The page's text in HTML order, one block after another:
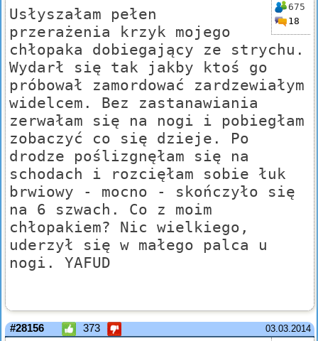
675
18
Usłyszałam pełen
przerażenia krzyk mojego
chłopaka dobiegający ze strychu.
Wydarł się tak jakby ktoś go
próbował zamordować zardzewiałym
widelcem. Bez zastanawiania
zerwałam się na nogi i pobiegłam
zobaczyć co się dzieje. Po
drodze poślizgnęłam się na
schodach i rozcięłam sobie łuk
brwiowy - mocno - skończyło się
na 6 szwach. Co z moim
chłopakiem? Nic wielkiego,
uderzył się w małego palca u
nogi. YAFUD
03.03.2014
#28156 373